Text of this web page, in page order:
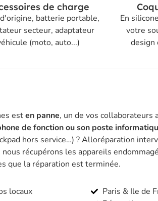
de charge
batterie portable,
secteur, adaptateur
(moto, auto...)
En
votre
design
esten panne, un de vos collaborateurs
de fonction ou son poste
hors service…) ? Alloréparation
nous récupérons les appareils
que la réparation est terminée.
locaux
Paris & Ile de